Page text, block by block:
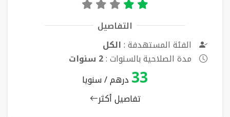
التفاصيل
الفئة المستهدفة :الكل
مدة الصلاحية بالسنوات :2 سنوات
33 درهم / سنويا
تفاصيل أكثر